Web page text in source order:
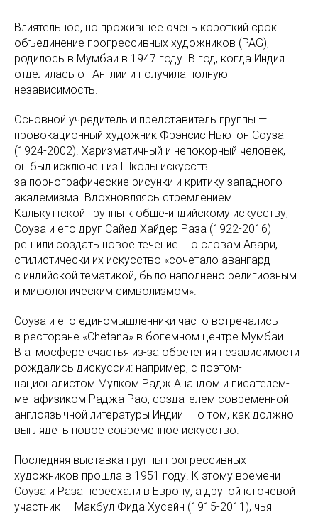
Влиятельное, но прожившее очень короткий срок
объединение прогрессивных художников (PAG),
родилось в Мумбаи в 1947 году. В год, когда Индия
отделилась от Англии и получила полную
независимость.
Основной учредитель и представитель группы —
провокационный художник Фрэнсис Ньютон Соуза
(1924-2002). Харизматичный и непокорный человек,
он был исключен из Школы искусств
за порнографические рисунки и критику западного
академизма. Вдохновляясь стремлением
Калькуттской группы к обще-индийскому искусству,
Соуза и его друг Сайед Хайдер Раза (1922-2016)
решили создать новое течение. По словам Авари,
стилистически их искусство «сочетало авангард
с индийской тематикой, было наполнено религиозным
и мифологическим символизмом».
Соуза и его единомышленники часто встречались
в ресторане «Chetana» в богемном центре Мумбаи.
В атмосфере счастья из-за обретения независимости
рождались дискуссии: например, с поэтом-
националистом Мулком Радж Анандом и писателем-
метафизиком Раджа Рао, создателем современной
англоязычной литературы Индии — о том, как должно
выглядеть новое современное искусство.
Последняя выставка группы прогрессивных
художников прошла в 1951 году. К этому времени
Соуза и Раза переехали в Европу, а другой ключевой
участник — Макбул Фида Хусейн (1915-2011), чья